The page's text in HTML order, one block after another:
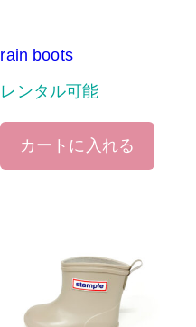
rain boots
レンタル可能
カートに入れる